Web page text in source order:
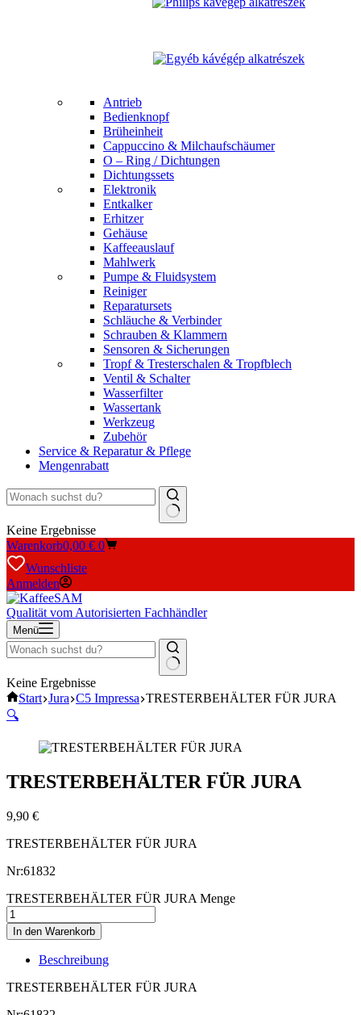
Antrieb
Bedienknopf
Brüheinheit
Cappuccino & Milchaufschäumer
O – Ring / Dichtungen
Dichtungssets
Elektronik
Entkalker
Erhitzer
Gehäuse
Kaffeeauslauf
Mahlwerk
Pumpe & Fluidsystem
Reiniger
Reparatursets
Schläuche & Verbinder
Schrauben & Klammern
Sensoren & Sicherungen
Tropf & Tresterschalen & Tropfblech
Ventil & Schalter
Wasserfilter
Wassertank
Werkzeug
Zubehör
Service & Reparatur & Pflege
Mengenrabatt
Keine Ergebnisse
Warenkorb0,00 € 0
Wunschliste
Anmelden
Qualität vom Autorisierten Fachhändler
Menü
Keine Ergebnisse
Start Jura C5 Impressa TRESTERBEHÄLTER FÜR JURA
🔍
TRESTERBEHÄLTER FÜR JURA
9,90 €
TRESTERBEHÄLTER FÜR JURA
Nr:61832
TRESTERBEHÄLTER FÜR JURA Menge
In den Warenkorb
Beschreibung
TRESTERBEHÄLTER FÜR JURA